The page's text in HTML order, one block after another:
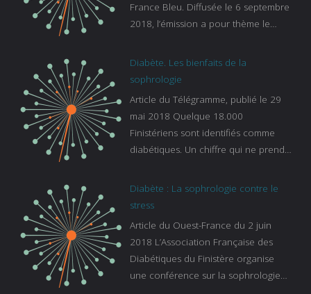
France Bleu. Diffusée le 6 septembre
2018, l’émission a pour thème le
bleu :
https://www.francebleu.fr/emissions/l
sur-le-sommeil
Diabète. Les bienfaits de la
sophrologie
Article du Télégramme, publié le 29
mai 2018 Quelque 18.000
Finistériens sont identifiés comme
diabétiques. Un chiffre qui ne prend
s’ignorent. « C’est une pathologie qui
continue à augmenter, souligne
de la Caisse primaire d’assurance-
maladie. C’est aussi une pathologie
qui peut être handicapante et coûte
cher quand on sait que 37 % des
Diabète : La sophrologie contre le
stress
Article du Ouest-France du 2 juin
2018 L’Association Française des
Diabétiques du Finistère organise
une conférence sur la sophrologie